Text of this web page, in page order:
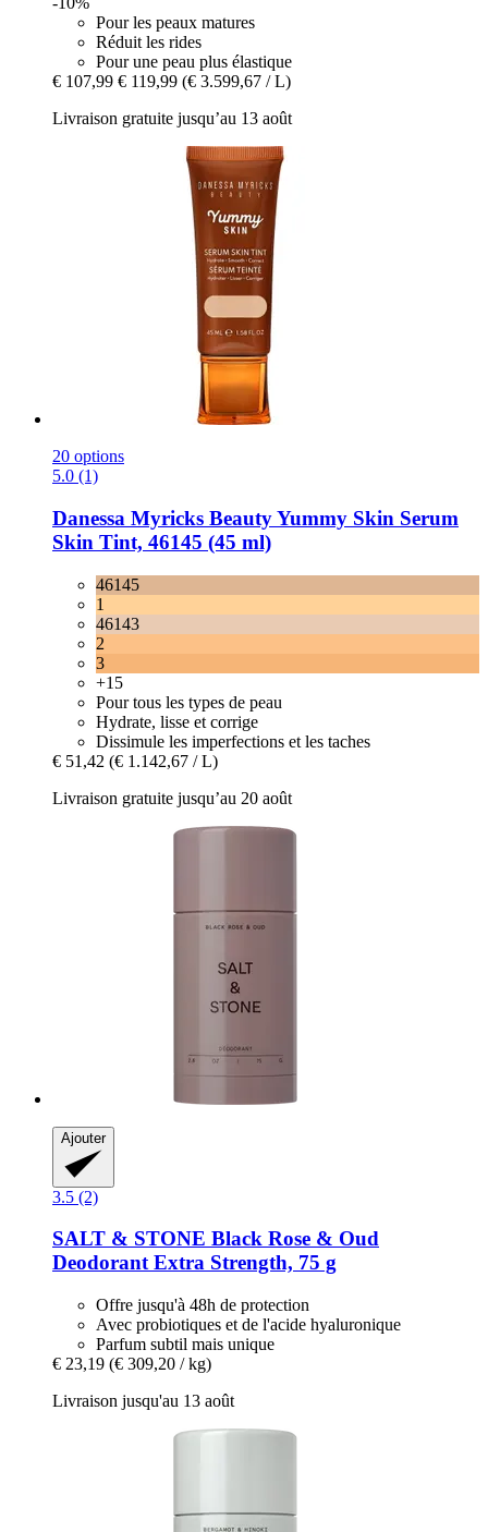
Pour les peaux matures
Réduit les rides
Pour une peau plus élastique
€ 107,99 € 119,99 (€ 3.599,67 / L)
Livraison gratuite jusqu’au 13 août
20 options
5.0 (1)
Danessa Myricks BeautyYummy Skin Serum
Skin Tint, 46145 (45 ml)
46145
1
46143
2
3
+15
Pour tous les types de peau
Hydrate, lisse et corrige
Dissimule les imperfections et les taches
€ 51,42 (€ 1.142,67 / L)
Livraison gratuite jusqu’au 20 août
Ajouter
3.5 (2)
SALT & STONE Black Rose & Oud
Deodorant Extra Strength, 75 g
Offre jusqu'à 48h de protection
Avec probiotiques et de l'acide hyaluronique
Parfum subtil mais unique
€ 23,19 (€ 309,20 / kg)
Livraison jusqu'au 13 août